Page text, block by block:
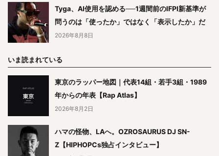
Tyga、AI使用を認める──1週間前のIFPI新基準が
問うのは「使ったか」ではなく「表示したか」だ
2026年8月8日
いま読まれている
東京のラッパー地図｜代表14組・若手3組・1989
年からの年表【Rap Atlas】
2026年8月2日
ハマの怪物、LAへ。OZROSAURUS DJ SN-
Z【HIPHOPCs独占インタビュー】